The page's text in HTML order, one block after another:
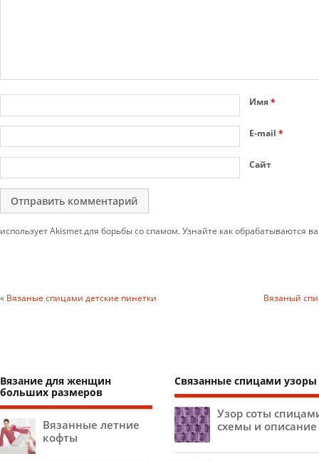
Имя*
E-mail *
Сайт
использует Akismet для борьбы со спамом. Узнайте как обрабатываются
« Вязаные спицами детские пинетки Вязаный
Вязание для женщин
больших размеров
Вязанные летние
кофты
Связанные спицами узоры
Узор соты
схемы и описание